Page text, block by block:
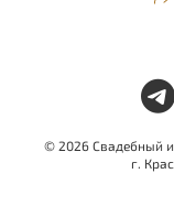
© 2026 Свадебный
г.